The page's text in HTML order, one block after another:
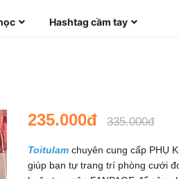
Hashtag cầm tay
235.000đ 335.000đ
Toitulam chuyên cung cấp PHỤ
giúp bạn tự trang trí phòng cưới